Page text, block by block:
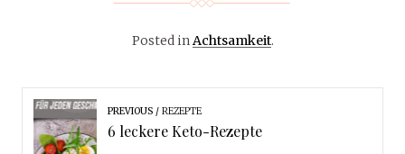
Posted inAchtsamkeit.
PREVIOUS REZEPTE
6 leckere Keto-Rezepte